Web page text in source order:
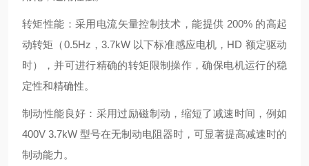
转矩性能：采用电流矢量控制技术，能提供 200% 的高起
动转矩（0.5Hz，3.7kW 以下标准感应电机，HD 额定驱动
时），并可进行精确的转矩限制操作，确保电机运行的稳
定性和精确性。
制动性能良好：采用过励磁制动，缩短了减速时间，例如
400V 3.7kW 型号在无制动电阻器时，可显著提高减速时的
制动能力。